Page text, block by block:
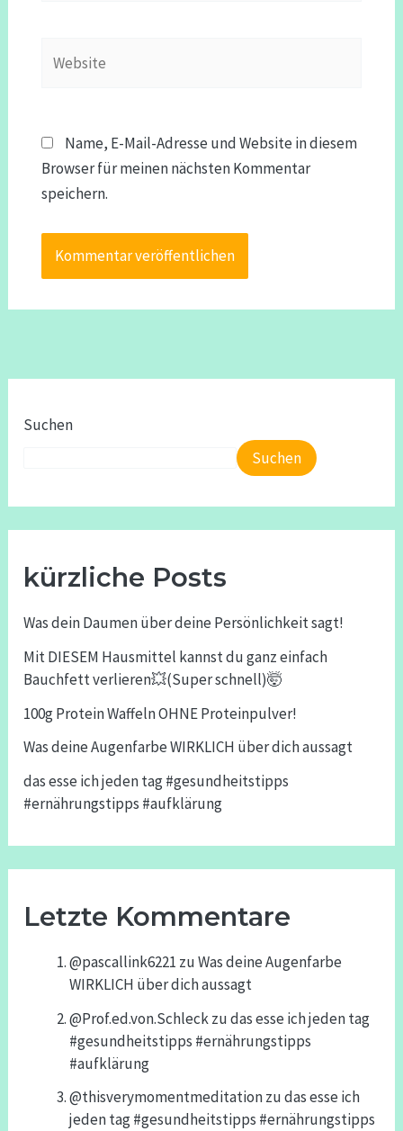
Name, E-Mail-Adresse und Website in diesem
Browser für meinen nächsten Kommentar
speichern.
Suchen
Suchen
kürzliche Posts
Was dein Daumen über deine Persönlichkeit sagt!
Mit DIESEM Hausmittel kannst du ganz einfach
Bauchfett verlieren💥(Super schnell)🤯
100g Protein Waffeln OHNE Proteinpulver!
Was deine Augenfarbe WIRKLICH über dich aussagt
das esse ich jeden tag #gesundheitstipps
#ernährungstipps #aufklärung
Letzte Kommentare
@pascallink6221 zuWas deine Augenfarbe
WIRKLICH über dich aussagt
@Prof.ed.von.Schleckzudas esse ich jeden tag
#gesundheitstipps #ernährungstipps
#aufklärung
@thisverymomentmeditationzudas esse ich
jeden tag #gesundheitstipps #ernährungstipps